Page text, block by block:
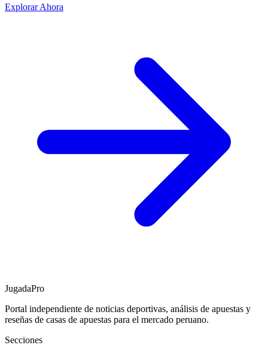
Explorar Ahora
JugadaPro
Portal independiente de noticias deportivas, análisis de apuestas y
reseñas de casas de apuestas para el mercado peruano.
Secciones